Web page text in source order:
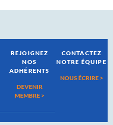
REJOIGNEZ
NOS
ADHÉRENTS
DEVENIR
MEMBRE >
CONTACTEZ
NOTRE ÉQUIPE
NOUS ÉCRIRE >